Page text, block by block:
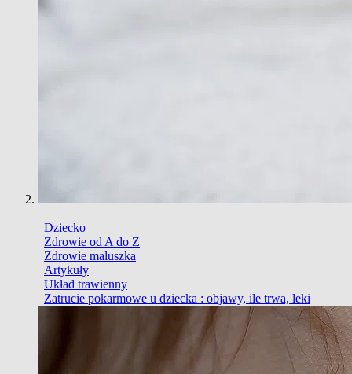
Dziecko
Zdrowie od A do Z
Zdrowie maluszka
Artykuły
Układ trawienny
Zatrucie pokarmowe u dziecka : objawy, ile trwa, leki